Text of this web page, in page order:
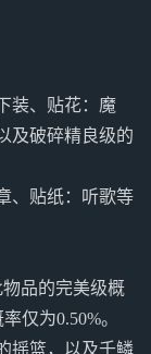
装、贴花：魔
及破碎精良级的
、贴纸：听歌等
品的完美级概
仅为0.50%。
摇篮，以及千鳞